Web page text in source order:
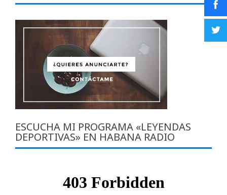
ESCUCHA MI PROGRAMA «LEYENDAS
DEPORTIVAS» EN HABANA RADIO